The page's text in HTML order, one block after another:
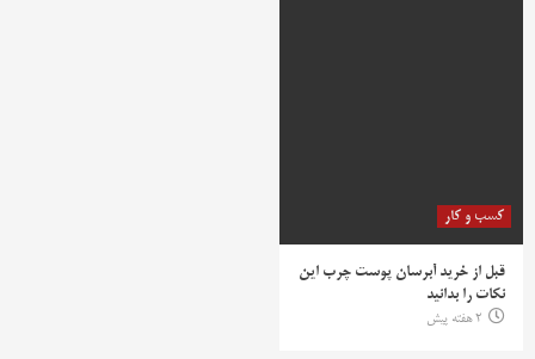
کسب و کار
قبل از خرید آبرسان پوست چرب این
نکات را بدانید
2 هفته پیش